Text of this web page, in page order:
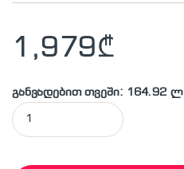
1,979₾
განვადებით თვეში: 164.92 ლ
MSMA2-24HRN1 quantity